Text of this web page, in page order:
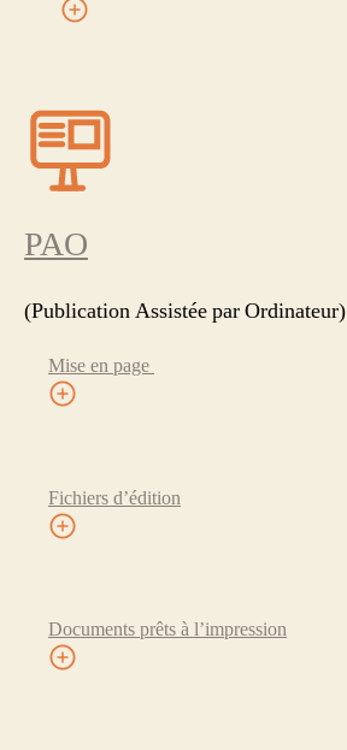
PAO
(Publication Assistée par Ordinateur)
Mise en page
Fichiers d’édition
Documents prêts à l’impression